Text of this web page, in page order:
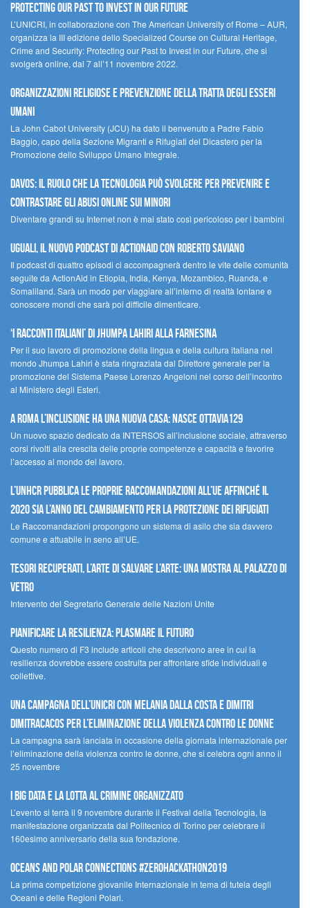
Protecting our Past to Invest in our Future
L’UNICRI, in collaborazione con The American University of Rome – AUR,
organizza la III edizione dello Specialized Course on Cultural Heritage,
Crime and Security: Protecting our Past to Invest in our Future, che si
svolgerà online, dal 7 all’11 novembre 2022.
Organizzazioni religiose e prevenzione della tratta degli esseri
umani
La John Cabot University (JCU) ha dato il benvenuto a Padre Fabio
Baggio, capo della Sezione Migranti e Rifugiati del Dicastero per la
Promozione dello Sviluppo Umano Integrale.
Davos: il ruolo che la tecnologia può svolgere per prevenire e
contrastare gli abusi online sui minori
Diventare grandi su Internet non è mai stato così pericoloso per i bambini
UGUALI, il nuovo podcast di ACTIONAID con Roberto Saviano
Il podcast di quattro episodi ci accompagnerà dentro le vite delle comunità
seguite da ActionAid in Etiopia, India, Kenya, Mozambico, Ruanda, e
Somaliland. Sarà un modo per viaggiare all’interno di realtà lontane e
conoscere mondi che sarà poi difficile dimenticare.
‘I racconti italiani’ di Jhumpa Lahiri alla Farnesina
Per il suo lavoro di promozione della lingua e della cultura italiana nel
mondo Jhumpa Lahiri è stata ringraziata dal Direttore generale per la
promozione del Sistema Paese Lorenzo Angeloni nel corso dell’incontro
al Ministero degli Esteri.
A Roma l’inclusione ha una nuova casa: nasce Ottavia129
Un nuovo spazio dedicato da INTERSOS all’inclusione sociale, attraverso
corsi rivolti alla crescita delle proprie competenze e capacità e favorire
l’accesso al mondo del lavoro.
L’UNHCR pubblica le proprie raccomandazioni all’UE affinché il
2020 sia l’anno del cambiamento per la protezione dei rifugiati
Le Raccomandazioni propongono un sistema di asilo che sia davvero
comune e attuabile in seno all’UE.
Tesori recuperati, l’arte di salvare l’arte: una mostra al Palazzo di
Vetro
Intervento del Segretario Generale delle Nazioni Unite
Pianificare la resilienza: plasmare il futuro
Questo numero di F3 include articoli che descrivono aree in cui la
resilienza dovrebbe essere costruita per affrontare sfide individuali e
collettive.
Una campagna dell’UNICRI con Melania Dalla Costa e Dimitri
Dimitracacos per l’eliminazione della violenza contro le donne
La campagna sarà lanciata in occasione della giornata internazionale per
l’eliminazione della violenza contro le donne, che si celebra ogni anno il
25 novembre
I Big Data e la lotta al crimine organizzato
L’evento si terrà il 9 novembre durante il Festival della Tecnologia, la
manifestazione organizzata dal Politecnico di Torino per celebrare il
160esimo anniversario della sua fondazione.
Oceans and Polar Connections #ZEROHackathon2019
La prima competizione giovanile Internazionale in tema di tutela degli
Oceani e delle Regioni Polari.